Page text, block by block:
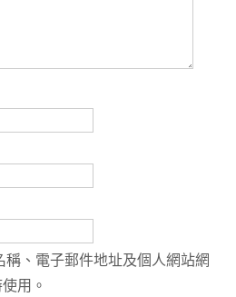
稱、電子郵件地址及個人網站網
用。